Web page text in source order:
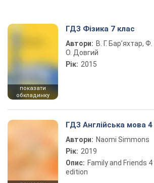
показати
обкладинку
ГДЗ Фізика 7 клас
Автори: В. Г. Бар’яхтар,
О. Довгий
Рік: 2015
ГДЗ Англійська мова 4
Автори: Naomi Simmons
Рік: 2019
Опис: Family and Friends
edition